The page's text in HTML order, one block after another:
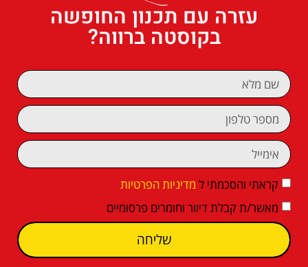
עזרה עם תכנון החופשה
בקוסטה ברווה?
קראתי והסכמתי ל מדיניות הפרטיות
מאשר/ת קבלת דיוור וחומרים פרסומיים
שליחה